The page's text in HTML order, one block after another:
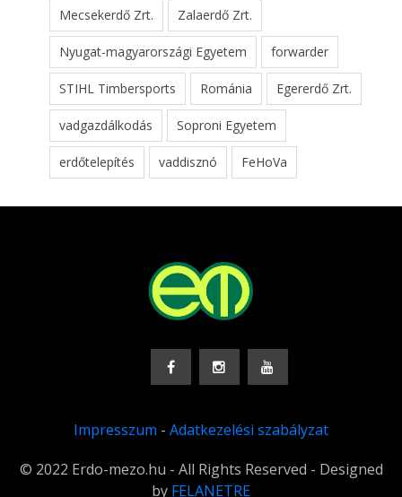
Mecsekerdő Zrt. Zalaerdő Zrt.
Nyugat-magyarországi Egyetem forwarder
STIHL Timbersports Románia Egererdő Zrt.
vadgazdálkodás Soproni Egyetem
erdőtelepítés vaddisznó FeHoVa
Impresszum - Adatkezelési szabályzat
© 2022 Erdo-mezo.hu - All Rights Reserved - Designed
by FELANETRE